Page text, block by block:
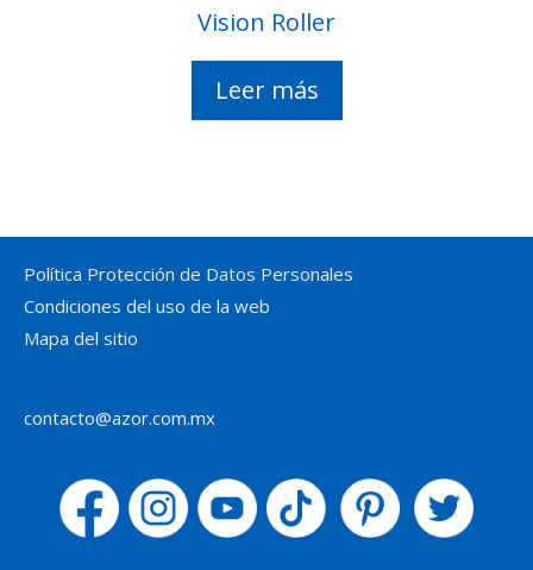
Vision Roller
Leer más
Política Protección de Datos Personales
Condiciones del uso de la web
Mapa del sitio
contacto@azor.com.mx